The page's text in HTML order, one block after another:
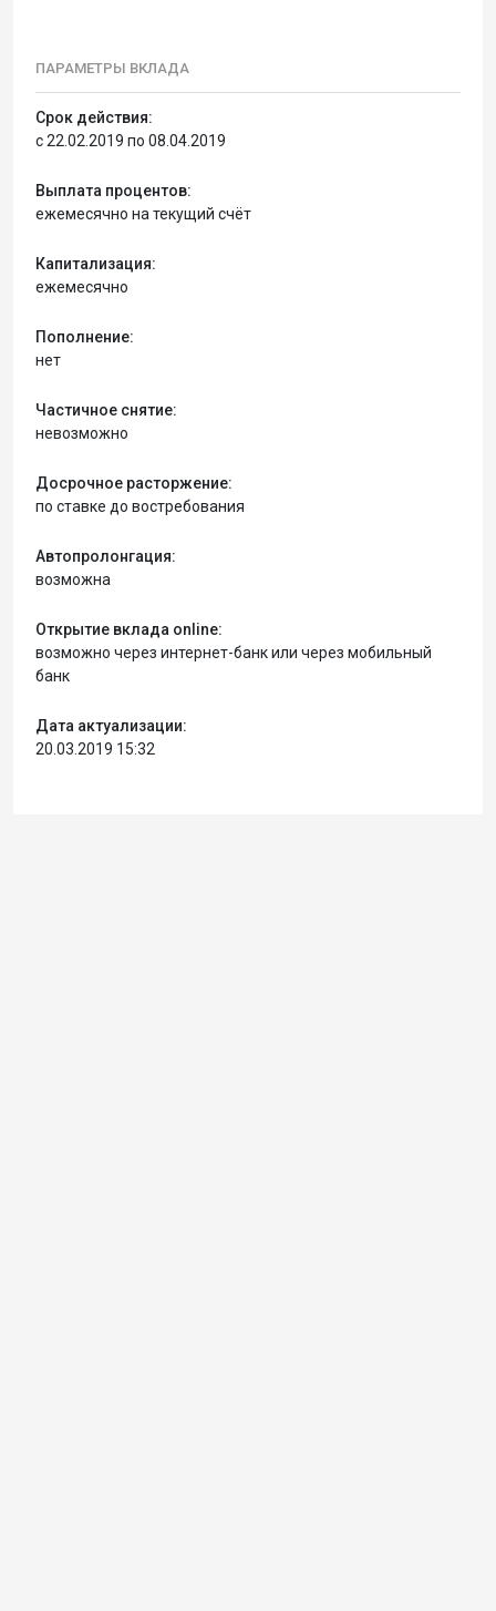
ПАРАМЕТРЫ ВКЛАДА
Срок действия:
с 22.02.2019 по 08.04.2019
Выплата процентов:
ежемесячно на текущий счёт
Капитализация:
ежемесячно
Пополнение:
нет
Частичное снятие:
невозможно
Досрочное расторжение:
по ставке до востребования
Автопролонгация:
возможна
Открытие вклада online:
возможно через интернет-банк или через мобильный
банк
Дата актуализации:
20.03.2019 15:32